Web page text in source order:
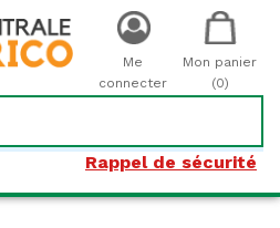
Rappel de sécurité
Me
connecter
Mon panier
(0)